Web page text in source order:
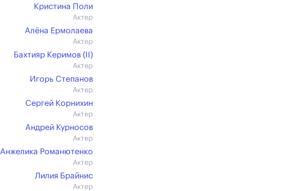
Кристина Поли
Актер
Алёна Ермолаева
Актер
Бахтияр Керимов (II)
Актер
Игорь Степанов
Актер
Сергей Корнихин
Актер
Андрей Курносов
Актер
Анжелика Романютенко
Актер
Лилия Брайнис
Актер